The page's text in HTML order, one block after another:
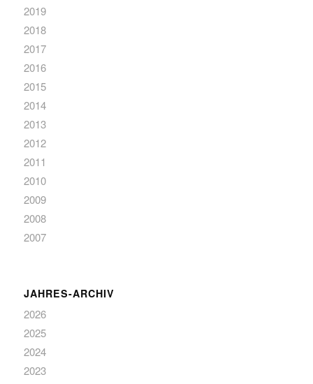
2019
2018
2017
2016
2015
2014
2013
2012
2011
2010
2009
2008
2007
JAHRES-ARCHIV
2026
2025
2024
2023